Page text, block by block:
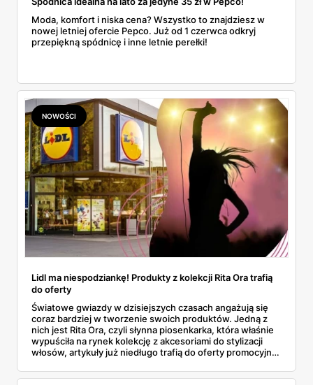
Moda, komfort i niska cena? Wszystko to znajdziesz w
nowej letniej ofercie Pepco. Już od 1 czerwca odkryj
przepiękną spódnicę i inne letnie perełki!
NOWOŚCI
Lidl ma niespodziankę! Produkty z kolekcji Rita Ora trafią
do oferty
Światowe gwiazdy w dzisiejszych czasach angażują się
coraz bardziej w tworzenie swoich produktów. Jedną z
nich jest Rita Ora, czyli słynna piosenkarka, która właśnie
wypuściła na rynek kolekcję z akcesoriami do stylizacji
włosów, artykuły już niedługo trafią do oferty promocyjnej
jednak jest prawdą. Dowiedz się więcej.